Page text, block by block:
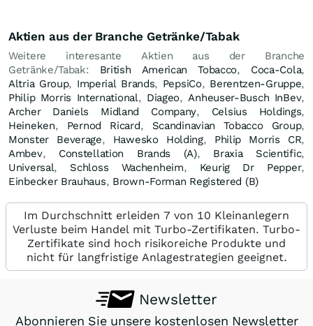
Aktien aus der Branche Getränke/Tabak
Weitere interesante Aktien aus der Branche
Getränke/Tabak: British American Tobacco, Coca-Cola,
Altria Group, Imperial Brands, PepsiCo, Berentzen-Gruppe,
Philip Morris International, Diageo,Anheuser-Busch InBev,
Archer Daniels Midland Company, Celsius Holdings,
Heineken, Pernod Ricard, Scandinavian Tobacco Group,
Monster Beverage, Hawesko Holding, Philip Morris CR,
Ambev, Constellation Brands (A), Braxia Scientific,
Universal, Schloss Wachenheim, Keurig Dr Pepper,
Einbecker Brauhaus, Brown-Forman Registered (B)
Im Durchschnitt erleiden 7 von 10 Kleinanlegern
Verluste beim Handel mit Turbo-Zertifikaten. Turbo-
Zertifikate sind hoch risikoreiche Produkte und
nicht für langfristige Anlagestrategien geeignet.
Newsletter
Abonnieren Sie unsere kostenlosen Newsletter